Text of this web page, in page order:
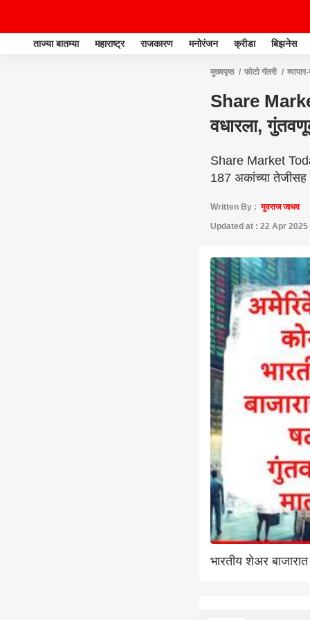
ताज्या बातम्या महाराष्ट्र राजकारण मनोरंजन क्रीडा बिझनेस
मुख्यपृष्ठ फोटो गॅलरी
Share
वधारला,
Share Market
187 अकांच्या तेजीसह
Written By :युवराज जाधव
Updated at : 22 Apr 2025
भारतीय शेअर